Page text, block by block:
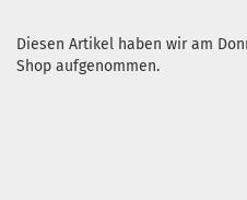
Diesen Artikel haben wir am
Shop aufgenommen.